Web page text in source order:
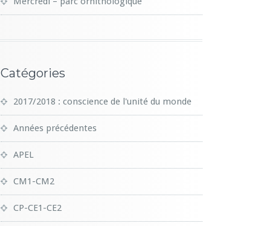
Catégories
2017/2018 : conscience de l'unité du monde
Années précédentes
APEL
CM1-CM2
CP-CE1-CE2